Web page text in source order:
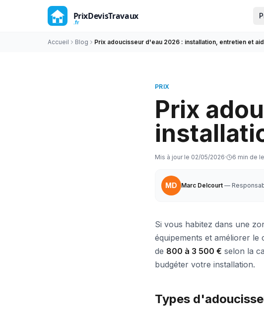
Accueil Blog Prix adoucisseur d'eau 2026 : installation, entretien et
PRIX
Prix
Mis à jour le 02/05/2026· 6 min de
MD Marc Delcourt —
Si vous habitez dans une
équipements et améliorer
de 800 à 3 500 € selon la
budgéter votre installation.
Types